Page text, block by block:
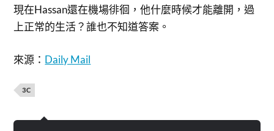
現在Hassan還在機場徘徊，他什麼時候才能離開，過
上正常的生活？誰也不知道答案。
來源： Daily Mail
3C